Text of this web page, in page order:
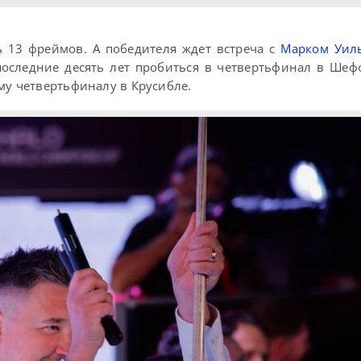
фреймов. А победителя ждет встреча с Марком
десять лет пробиться в четвертьфинал в
четвертьфиналу в Крусибле.